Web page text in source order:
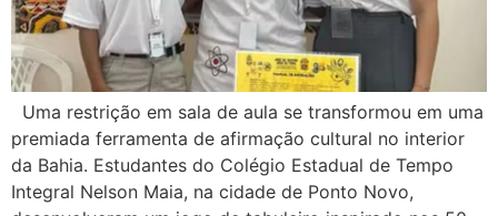
Uma restrição em sala de aula se transformou em uma
premiada ferramenta de afirmação cultural no interior
da Bahia. Estudantes do Colégio Estadual de Tempo
Integral Nelson Maia, na cidade de Ponto Novo,